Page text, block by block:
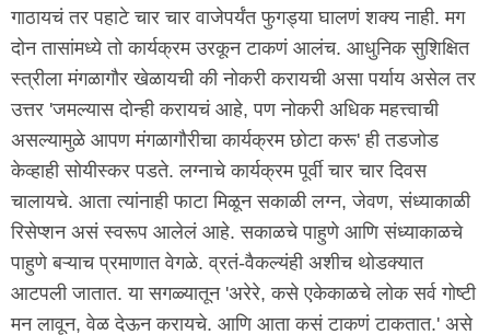
गाठायचं तर पहाटे चार चार वाजेपर्यंत फुगड्या घालणं शक्य नाही. मग
दोन तासांमध्ये तो कार्यक्रम उरकून टाकणं आलंच. आधुनिक सुशिक्षित
स्त्रीला मंगळागौर खेळायची की नोकरी करायची असा पर्याय असेल तर
उत्तर 'जमल्यास दोन्ही करायचं आहे, पण नोकरी अधिक महत्त्वाची
असल्यामुळे आपण मंगळागौरीचा कार्यक्रम छोटा करू' ही तडजोड
केव्हाही सोयीस्कर पडते. लग्नाचे कार्यक्रम पूर्वी चार चार दिवस
चालायचे. आता त्यांनाही फाटा मिळून सकाळी लग्न, जेवण, संध्याकाळी
रिसेप्शन असं स्वरूप आलेलं आहे. सकाळचे पाहुणे आणि संध्याकाळचे
पाहुणे बऱ्याच प्रमाणात वेगळे. व्रतं-वैकल्यंही अशीच थोडक्यात
आटपली जातात. या सगळ्यातून 'अरेरे, कसे एकेकाळचे लोक सर्व गोष्टी
मन लावून, वेळ देऊन करायचे. आणि आता कसं टाकणं टाकतात.' असे